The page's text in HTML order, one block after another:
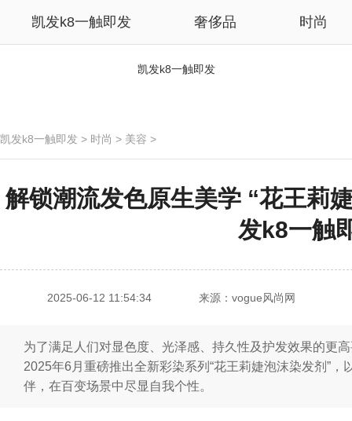
凯发k8一触即发 奢侈品 时尚
凯发k8一触即发
凯发k8一触即发 > 时尚 > 美容 >
解锁潮流发色原生美学 “花王莉
发k8一触
2025-06-12 11:54:34 来源：vogue风尚网
为了满足人们对显色度、光泽感、持久性及护发效果的更
2025年6月重磅推出全新彩染系列“花王莉婕泡沫染发剂”，
伴，在百变场景中尽显自我个性。